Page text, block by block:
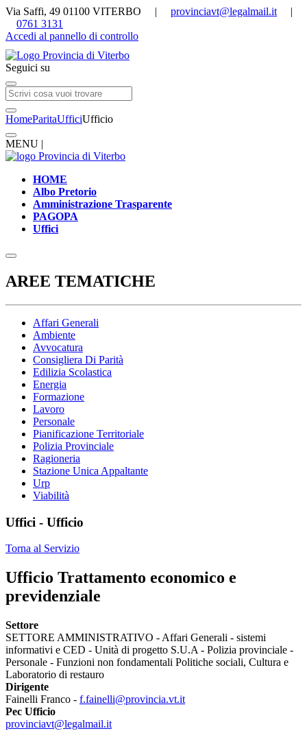
Via Saffi, 49 01100 VITERBO | provinciavt@legalmail.it |
0761 3131
Accedi al pannello di controllo
Seguici su
HomeParitaUfficiUfficio
MENU |
HOME
Albo Pretorio
Amministrazione Trasparente
PAGOPA
Uffici
AREE TEMATICHE
Affari Generali
Ambiente
Avvocatura
Consigliera Di Parità
Edilizia Scolastica
Energia
Formazione
Lavoro
Personale
Pianificazione Territoriale
Polizia Provinciale
Ragioneria
Stazione Unica Appaltante
Urp
Viabilità
Uffici - Ufficio
Torna al Servizio
Ufficio Trattamento economico e
previdenziale
Settore
SETTORE AMMINISTRATIVO - Affari Generali - sistemi
informativi e CED - Unità di progetto S.U.A - Polizia provinciale -
Personale - Funzioni non fondamentali Politiche sociali, Cultura e
Laboratorio di restauro
Dirigente
Fainelli Franco - f.fainelli@provincia.vt.it
Pec Ufficio
provinciavt@legalmail.it